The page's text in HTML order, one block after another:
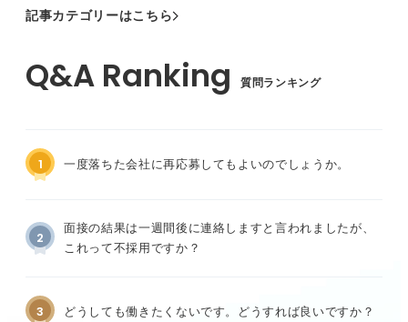
記事カテゴリーはこちら
質問ランキング
1 一度落ちた会社に再応募してもよいのでしょうか。
2
面接の結果は一週間後に連絡しますと言われましたが、
これって不採用ですか？
3 どうしても働きたくないです。どうすれば良いですか？